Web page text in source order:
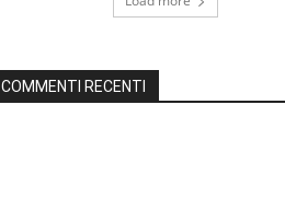
COMMENTI RECENTI